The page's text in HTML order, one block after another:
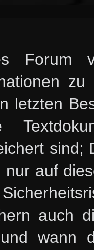
Forum
letzten
sind;
nur auf
auch
wann